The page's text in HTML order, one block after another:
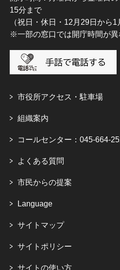
15分まで
（祝日・休日・12月29日から1
※一部の窓口では開庁時間が
市役所アクセス・駐車場
組織案内
コールセンター：045-664-
よくある質問
市民からの提案
Language
サイトマップ
サイトポリシー
サイトの使い方